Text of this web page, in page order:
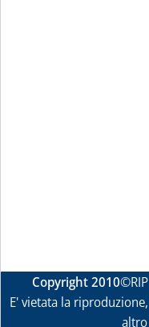
Copyright 2010
E' vietata la